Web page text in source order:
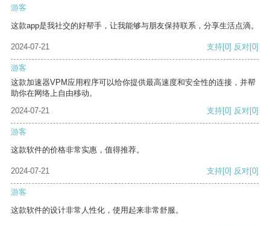
游客
这款app是我社交的好帮手，让我能够与朋友保持联系，分享生活点滴。
2024-07-21 支持[0] 反对[0]
游客
这款加速器VPM应用程序可以给你提供最高速度和安全性的连接，并帮
助你在网络上自由移动。
2024-07-21
支持[0] 反对[0]
游客
这款软件的价格非常实惠，值得推荐。
2024-07-21 支持[0] 反对[0]
游客
这款软件的设计非常人性化，使用起来非常舒服。